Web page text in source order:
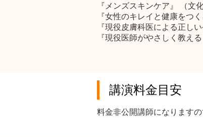
『メンズスキンケア』 （文
『女性のキレイと健康をつ
『現役皮膚科医による正し
『現役医師がやさしく教え
講演料金目安
料金非公開講師になります